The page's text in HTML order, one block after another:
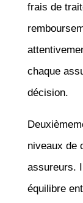
frais de
chaque
décision.
niveaux de
assureurs.
équilibre